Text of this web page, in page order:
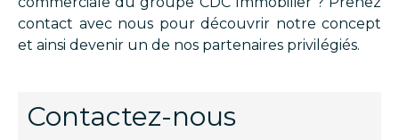
contact avec nous pour découvrir notre concept
et ainsi devenir un de nos partenaires privilégiés.
Contactez-nous